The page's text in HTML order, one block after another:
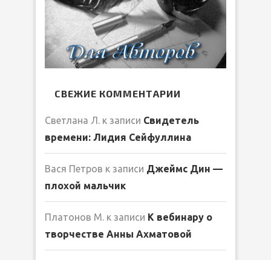
СВЕЖИЕ КОММЕНТАРИИ
Светлана Л. к записи Свидетель
времени: Лидия Сейфуллина
Вася Петров к записи Джеймс Дин —
плохой мальчик
Платонов М. к записи К вебинару о
творчестве Анны Ахматовой